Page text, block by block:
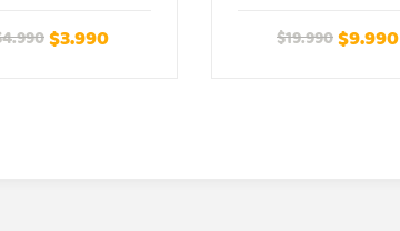
4.990$3.990 $19.990$9.990